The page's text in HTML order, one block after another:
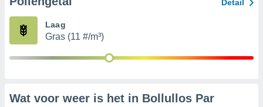
partners
Detail
Laag
Gras (11 #/m³)
Wat voor weer is het in Bollullos Par